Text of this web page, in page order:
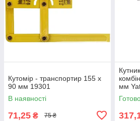
Кутомір - транспортир 155 х
90 мм 19301
В наявності
71,25 ₴ 75 ₴
мм